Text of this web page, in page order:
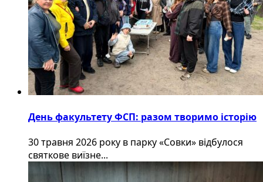
День факультету ФСП: разом творимо історію
30 травня 2026 року в парку «Совки» відбулося
святкове виїзне...